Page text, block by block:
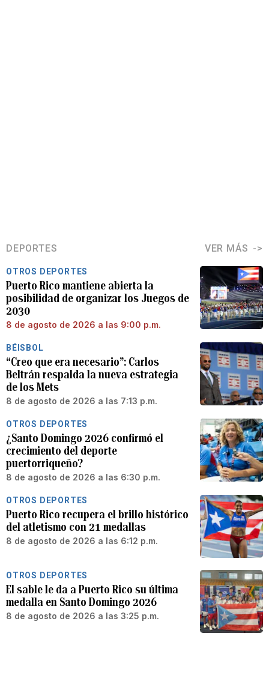
DEPORTES VER MÁS
OTROS DEPORTES
Puerto Rico mantiene abierta la
posibilidad de organizar los Juegos de
2030
8 de agosto de 2026 a las 9:00 p.m.
BÉISBOL
“Creo que era necesario”: Carlos
Beltrán respalda la nueva estrategia
de los Mets
8 de agosto de 2026 a las 7:13 p.m.
OTROS DEPORTES
¿Santo Domingo 2026 confirmó el
crecimiento del deporte
puertorriqueño?
8 de agosto de 2026 a las 6:30 p.m.
OTROS DEPORTES
Puerto Rico recupera el brillo histórico
del atletismo con 21 medallas
8 de agosto de 2026 a las 6:12 p.m.
OTROS DEPORTES
El sable le da a Puerto Rico su última
medalla en Santo Domingo 2026
8 de agosto de 2026 a las 3:25 p.m.